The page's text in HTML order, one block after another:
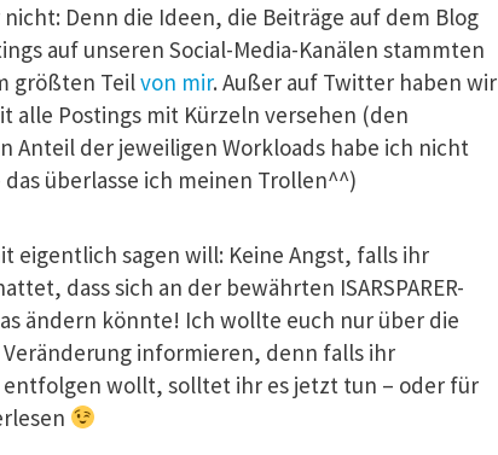
Denn die Ideen, die Beiträge auf dem Blog
auf unseren Social-Media-Kanälen stammten
größten Teilvon mir. Außer auf Twitter haben wir
alle Postings mit Kürzeln versehen (den
Anteil der jeweiligen Workloads habe ich nicht
überlasse ich meinen Trollen^^)
eigentlich sagen will: Keine Angst, falls ihr
dass sich an der bewährten ISARSPARER-
ändern könnte! Ich wollte euch nur über die
informieren, denn falls ihr
entfolgen wollt, solltet ihr es jetzt tun – oder für